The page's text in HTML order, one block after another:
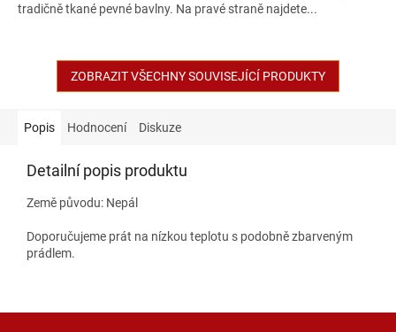
tradičně tkané pevné bavlny. Na pravé straně najdete...
ZOBRAZIT VŠECHNY SOUVISEJÍCÍ PRODUKTY
Popis Hodnocení Diskuze
Detailní popis produktu
Země původu: Nepál
Doporučujeme prát na nízkou teplotu s podobně zbarveným
prádlem.